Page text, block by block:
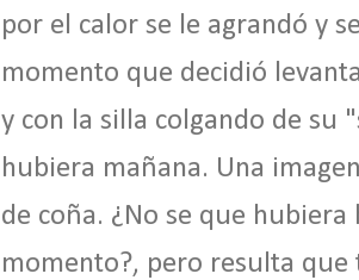
por el calor se le agrandó y
momento que decidió
y con la silla colgando de su
hubiera mañana. Una
de coña. ¿No se que
momento?, pero resulta